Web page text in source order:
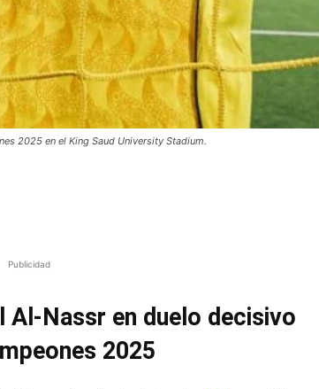
2025 en el King Saud University Stadium.
Publicidad
Al-Nassr en duelo decisivo
2025